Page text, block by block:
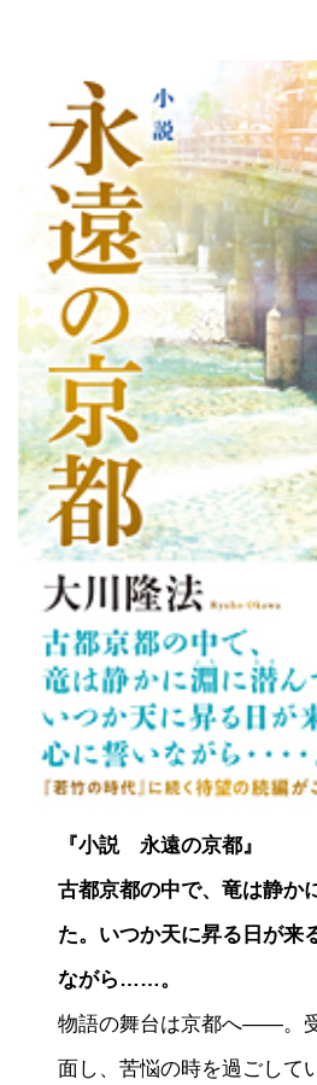
『小説 永遠の京都』
古都京都の中で、竜は静か
た。いつか天に昇る日が来
ながら……。
物語の舞台は京都へ――。
面し、苦悩の時を過ごして